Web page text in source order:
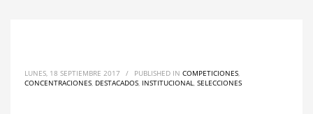
LUNES, 18 SEPTIEMBRE 2017 / PUBLISHED IN COMPETICIONES
CONCENTRACIONES DESTACADOS INSTITUCIONAL SELECCIONES